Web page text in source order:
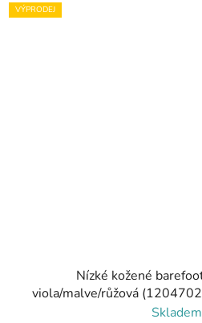
VÝPRODEJ
Nízké kožené
viola/malve/růžová